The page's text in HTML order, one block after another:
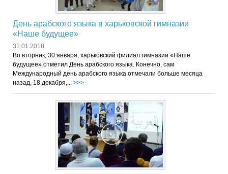
День арабского языка в харьковской гимназии
«Наше будущее»
31.01.2018
Во вторник, 30 января, харьковский филиал гимназии «Наше
будущее» отметил День арабского языка. Конечно, сам
Международный день арабского языка отмечали больше месяца
назад, 18 декабря,... >>>